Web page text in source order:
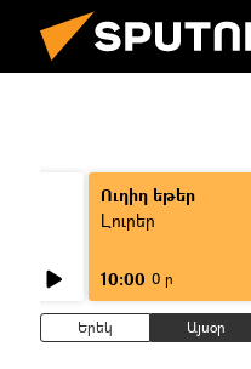
Ուղիղ եթեր
Լուրեր
10:00 0 ր
Երեկ Այսօր